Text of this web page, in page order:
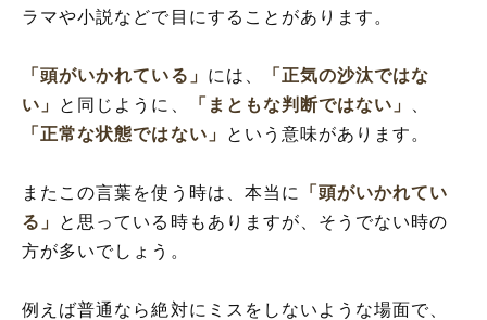
ラマや小説などで目にすることがあります。
「頭がいかれている」 には、
「正気の沙汰ではな
い」
と同じように、 「まともな判断ではない」
「正常な状態ではない」
という意味があります。
またこの言葉を使う時は、本当に
「頭がいかれてい
る」
と思っている時もありますが、そうでない時の
方が多いでしょう。
例えば普通なら絶対にミスをしないような場面で、